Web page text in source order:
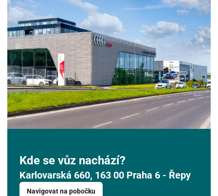
Kde se vůz nachází?
Karlovarská 660, 163 00 Praha 6 - Řepy
Navigovat na pobočku
PO ÚT ČT NE
27 28 29 30 31 1
3 4 5 6 7
10 11 12 13 14 15 16
17 18 19 20 21 22 23
24 25 26 27 28 29 30